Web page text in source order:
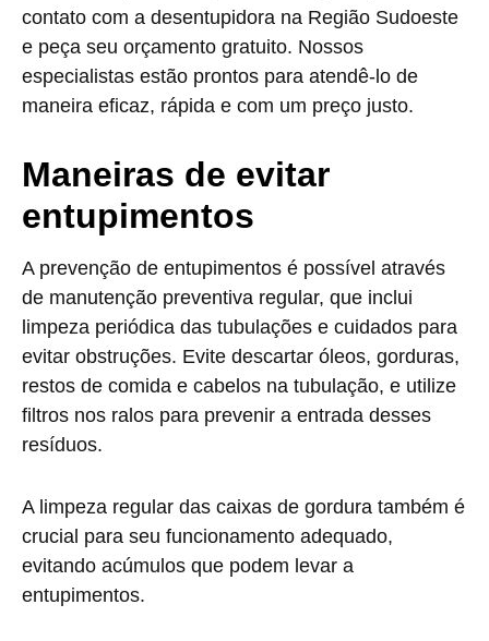
contato com a desentupidora na Região Sudoeste
e peça seu orçamento gratuito. Nossos
especialistas estão prontos para atendê-lo de
maneira eficaz, rápida e com um preço justo.
Maneiras de evitar
entupimentos
A prevenção de entupimentos é possível através
de manutenção preventiva regular, que inclui
limpeza periódica das tubulações e cuidados para
evitar obstruções. Evite descartar óleos, gorduras,
restos de comida e cabelos na tubulação, e utilize
filtros nos ralos para prevenir a entrada desses
resíduos.
A limpeza regular das caixas de gordura também é
crucial para seu funcionamento adequado,
evitando acúmulos que podem levar a
entupimentos.